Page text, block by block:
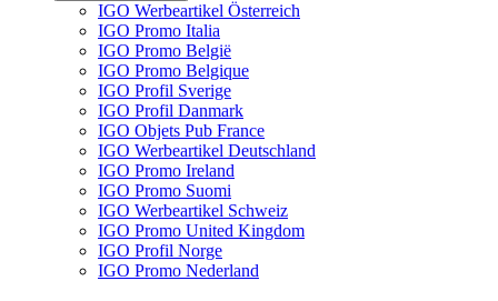
IGO Werbeartikel Österreich
IGO Promo Italia
IGO Promo België
IGO Promo Belgique
IGO Profil Sverige
IGO Profil Danmark
IGO Objets Pub France
IGO Werbeartikel Deutschland
IGO Promo Ireland
IGO Promo Suomi
IGO Werbeartikel Schweiz
IGO Promo United Kingdom
IGO Profil Norge
IGO Promo Nederland